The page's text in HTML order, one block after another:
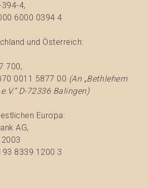
4,
6000 0394 4
und Österreich:
700,
0011 5877 00 (An „Bethlehem
D-72336 Balingen)
Europa:
AG,
8339 1200 3